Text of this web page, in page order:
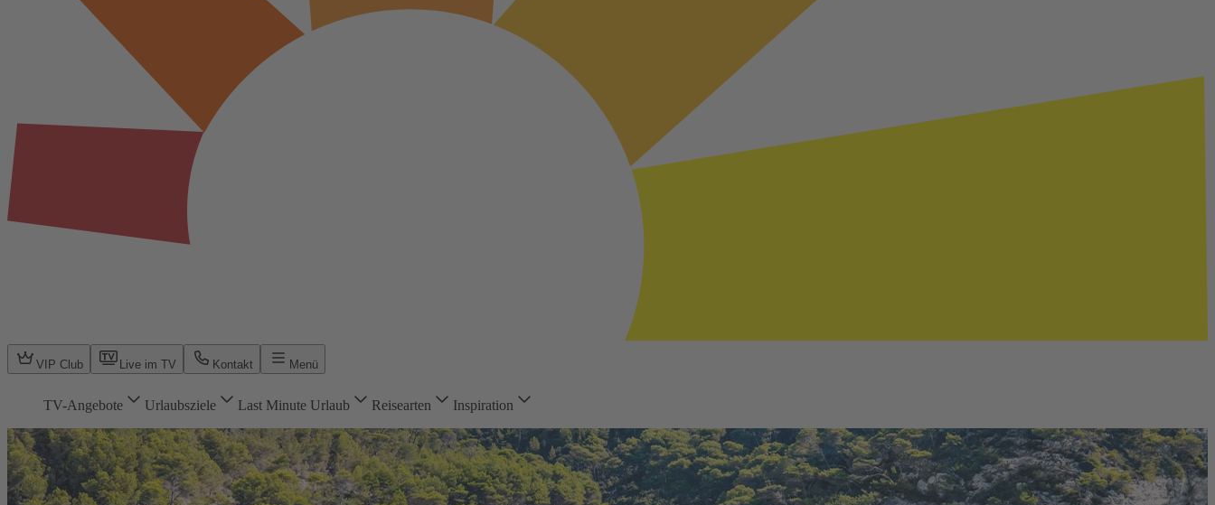
VIP Club Live im TV Kontakt Menü
TV-Angebote Urlaubsziele Last Minute Urlaub Reisearten Inspiration